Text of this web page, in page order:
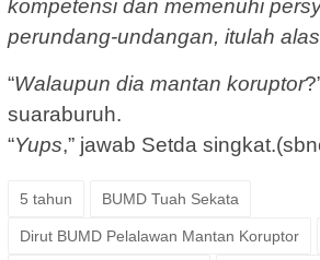
kompetensi dan memenuhi
perundang-undangan, itulah
“Walaupun dia mantan koruptor
suaraburuh.
“Yups,” jawab Setda
5 tahun BUMD Tuah Sekata
Dirut BUMD Pelalawan Mantan Koruptor